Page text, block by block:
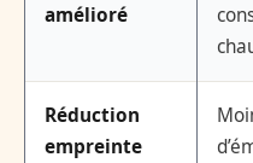
amélioré
Réduction
empreinte